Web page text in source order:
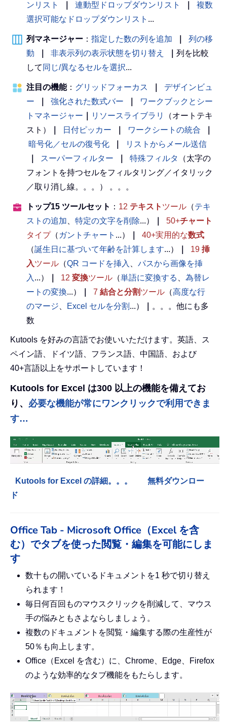
ンリスト
連動型ドロップダウンリスト
複数
選択可能なドロップダウンリスト ...
列マネージャー ： 指定した数の列を追加
列の移
動
非表示列の表示状態を切り替え
列を比較
して 同じ/異なるセルを選択...
注目の機能： グリッドフォーカス
デザインビュ
ー
強化された数式バー
ワークブックとシー
トマネージャー
リソースライブラリ
（オートテキ
スト）
日付ピッカー ワークシートの統合
暗号化／セルの復号化
リストからメール送信
スーパーフィルター 特殊フィルタ
（太字の
フォントを持つセルをフィルタリング／イタリック
／取り消し線。。。） 。。。
トップ15 ツールセット ： 12 テキスト ツール （テキ
ストの追加
特定の文字を削除...） 50+チャート
タイプ（ ガントチャート ...） 40+実用的な数式
（誕生日に基づいて年齢を計算します...） 19 挿
入ツール （QR コードを挿入
パスから画像を挿
入 ...） 12 変換ツール （単語に変換する
為替レ
ートの変換...） 7 結合と分割ツール （高度な行
のマージ
Excel セルを分割 ...）
。。。他にも多
数
Kutools を好みの言語でお使いいただけます。英語、ス
ペイン語、ドイツ語、フランス語、中国語、および
40+言語以上をサポートしています！
Kutools for Excel は300 以上の機能を備えてお
り、 必要な機能が常にワンクリックで利用できま
す…
Kutools for Excel の詳細。。。
無料ダウンロー
ド
Office Tab - Microsoft Office（Excel を含
む）でタブを使った閲覧・編集を可能にしま
す
数十もの開いているドキュメントを1 秒で切り替え
られます！
毎日何百回ものマウスクリックを削減して、マウス
手の悩みともさよならしましょう。
複数のドキュメントを閲覧・編集する際の生産性が
50％も向上します。
Office（Excel を含む）に、Chrome、Edge、Firefox
のような効率的なタブ機能をもたらします。